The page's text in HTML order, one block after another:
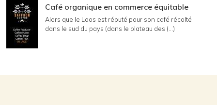
Café organique en commerce équitable
Alors que le Laos est réputé pour son café récolté
dans le sud du pays (dans le plateau des (...)